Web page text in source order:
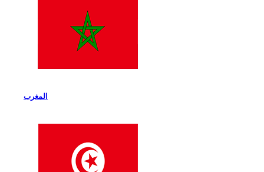
المغرب